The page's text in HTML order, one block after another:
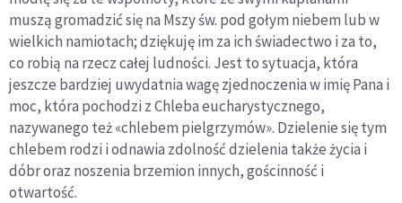
muszą gromadzić się na Mszy św. pod gołym niebem lub w
wielkich namiotach; dziękuję im za ich świadectwo i za to,
co robią na rzecz całej ludności. Jest to sytuacja, która
jeszcze bardziej uwydatnia wagę zjednoczenia w imię Pana i
moc, która pochodzi z Chleba eucharystycznego,
nazywanego też «chlebem pielgrzymów». Dzielenie się tym
chlebem rodzi i odnawia zdolność dzielenia także życia i
dóbr oraz noszenia brzemion innych, gościnność i
otwartość.